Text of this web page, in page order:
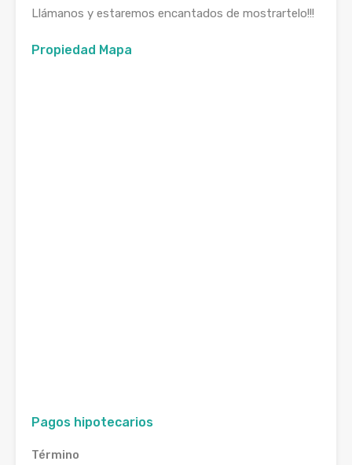
Llámanos y estaremos encantados de mostrartelo!!!
Propiedad Mapa
Pagos hipotecarios
Término